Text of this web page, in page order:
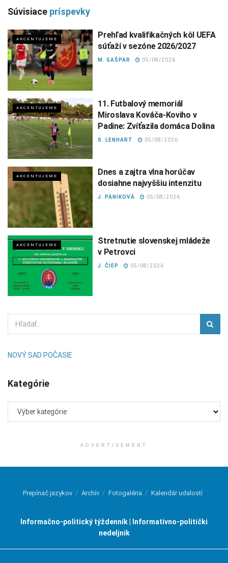
Súvisiace príspevky
AKCENTUJEME
Prehľad kvalifikačných kôl UEFA
súťaží v sezóne 2026/2027
M. GAŠPAR 05/08/2026
AKCENTUJEME
11. Futbalový memoriál
Miroslava Kováča-Koviho v
Padine: Zvíťazila domáca Dolina
S. LENHART 05/08/2026
AKCENTUJEME
Dnes a zajtra vlna horúčav
dosiahne najvyššiu intenzitu
J. PÁNIKOVÁ 05/08/2026
AKCENTUJEME
Stretnutie slovenskej mládeže
v Petrovci
J. ČIEP 05/08/2026
NOVÝ SAD POČASIE
Kategórie
ADVERTISEMENT
Prepínač jazykov Archív Fotogaléria Kalendár udalostí
Informačno-politický týždenník | Informativno-politički
nedeljnik